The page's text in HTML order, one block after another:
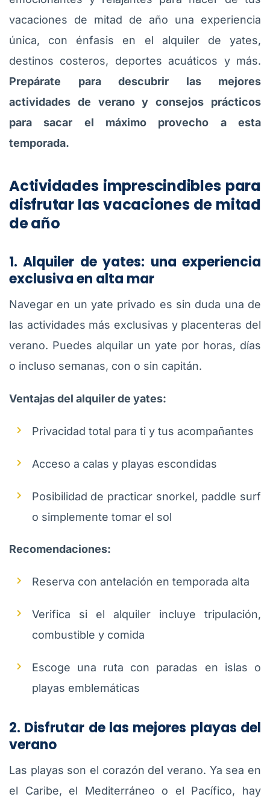
vacaciones de mitad de año una experiencia
única, con énfasis en el alquiler de yates,
destinos costeros, deportes acuáticos y más.
Prepárate para descubrir las mejores
actividades de verano y consejos prácticos
para sacar el máximo provecho a esta
temporada.
Actividades imprescindibles para
disfrutar las vacaciones de mitad
de año
1. Alquiler de yates: una experiencia
exclusiva en alta mar
Navegar en un yate privado es sin duda una de
las actividades más exclusivas y placenteras del
verano. Puedes alquilar un yate por horas, días
o incluso semanas, con o sin capitán.
Ventajas del alquiler de yates:
Privacidad total para ti y tus acompañantes
Acceso a calas y playas escondidas
Posibilidad de practicar snorkel, paddle surf
o simplemente tomar el sol
Recomendaciones:
Reserva con antelación en temporada alta
Verifica si el alquiler incluye tripulación,
combustible y comida
Escoge una ruta con paradas en islas o
playas emblemáticas
2. Disfrutar de las mejores playas del
verano
Las playas son el corazón del verano. Ya sea en
el Caribe, el Mediterráneo o el Pacífico, hay